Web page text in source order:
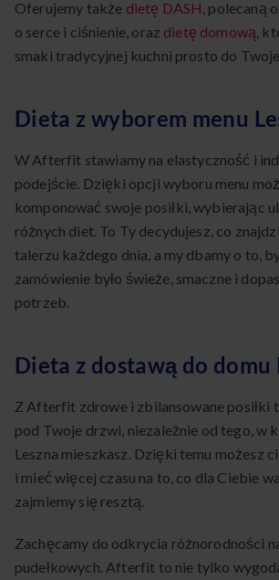
Oferujemy także dietę DASH , polecaną
o serce i ciśnienie, oraz dietę domową ,
smaki tradycyjnej kuchni prosto do
Dieta z wyborem menu
W Afterfit stawiamy na elastyczność i
podejście. Dzięki opcji wyboru menu
komponować swoje posiłki, wybierając
różnych diet. To Ty decydujesz, co
talerzu każdego dnia, a my dbamy o to,
zamówienie było świeże, smaczne i
potrzeb.
Dieta z dostawą do domu
Z Afterfit zdrowe i zbilansowane posiłki
pod Twoje drzwi, niezależnie od tego, w
Leszna mieszkasz. Dzięki temu możesz
i mieć więcej czasu na to, co dla Ciebie
zajmiemy się resztą.
Zachęcamy do odkrycia różnorodności
pudełkowych. Afterfit to nie tylko